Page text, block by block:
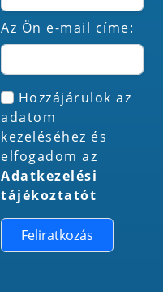
Az Ön e-mail címe:
Hozzájárulok az
adatom
kezeléséhez és
elfogadom az
Adatkezelési
tájékoztatót
Feliratkozás